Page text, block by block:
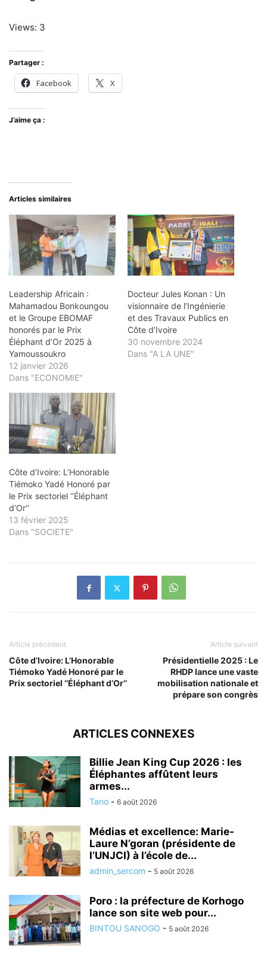
Views: 3
Partager :
Facebook X
J’aime ça :
Articles similaires
Leadership Africain :
Mahamadou Bonkoungou
et le Groupe EBOMAF
honorés par le Prix
Éléphant d’Or 2025 à
Yamoussoukro
12 janvier 2026
Dans "ECONOMIE"
Docteur Jules Konan : Un
visionnaire de l’Ingénierie
et des Travaux Publics en
Côte d’Ivoire
30 novembre 2024
Dans "A LA UNE"
Côte d’Ivoire: L’Honorable
Tiémoko Yadé Honoré par
le Prix sectoriel ‘’Éléphant
d’Or’’
13 février 2025
Dans "SOCIETE"
Article précédent
Côte d’Ivoire: L’Honorable
Tiémoko Yadé Honoré par le
Prix sectoriel ‘’Éléphant d’Or’’
Article suivant
Présidentielle 2025 : Le
RHDP lance une vaste
mobilisation nationale et
prépare son congrès
ARTICLES CONNEXES
Billie Jean King Cup 2026 : les
Éléphantes affûtent leurs
armes...
Tano - 6 août 2026
Médias et excellence: Marie-
Laure N’goran (présidente de
l’UNJCI) à l’école de...
admin_sercom - 5 août 2026
Poro : la préfecture de Korhogo
lance son site web pour...
BINTOU SANOGO - 5 août 2026